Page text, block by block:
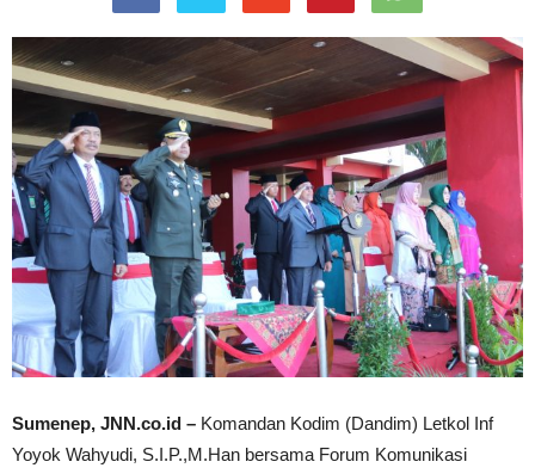
Sumenep, JNN.co.id – Komandan Kodim (Dandim) Letkol Inf
Yoyok Wahyudi, S.I.P.,M.Han bersama Forum Komunikasi